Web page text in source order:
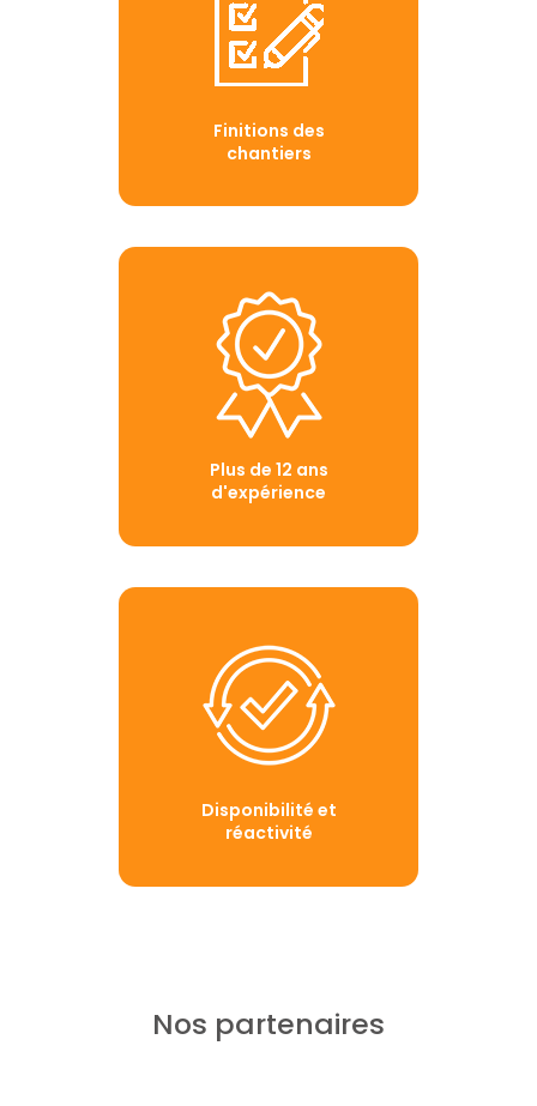
Finitions des
chantiers
Plus de 12 ans
d'expérience
Disponibilité et
réactivité
Nos partenaires